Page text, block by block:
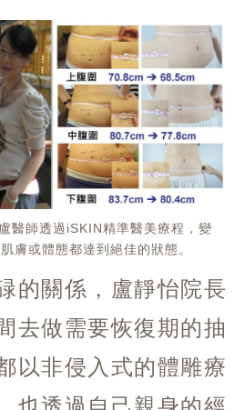
醫師透過iSKIN精準醫美療程，變
膚或體態都達到絕佳的狀態。
的關係，盧靜怡院長
去做需要恢復期的抽
以非侵入式的體雕療